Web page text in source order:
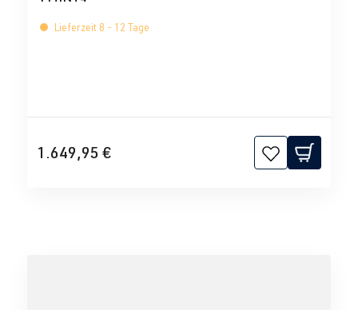
Lieferzeit 8 - 12 Tage
1.649,95 €